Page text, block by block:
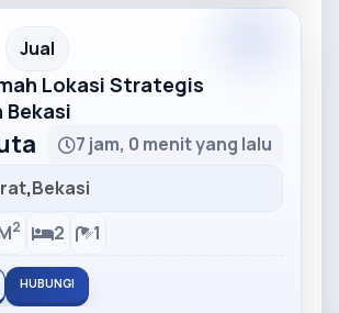
Jual
Lokasi Strategis
Bekasi
7 jam, 0 menit yang lalu
,Bekasi
2 2 1
HUBUNGI